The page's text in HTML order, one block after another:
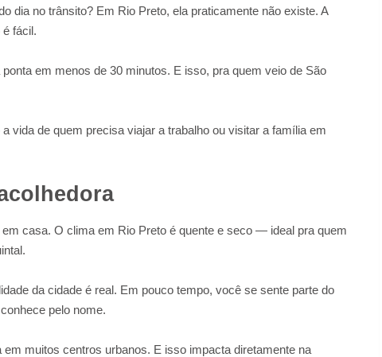
dia no trânsito? Em Rio Preto, ela praticamente não existe. A
fácil.
em menos de 30 minutos. E isso, pra quem veio de São
vida de quem precisa viajar a trabalho ou visitar a família em
casa. O clima em Rio Preto é quente e seco — ideal pra quem
da cidade é real. Em pouco tempo, você se sente parte do
pelo nome.
muitos centros urbanos. E isso impacta diretamente na